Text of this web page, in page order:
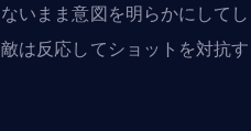
ないまま意図を明らかにして
敵は反応してショットを対抗す